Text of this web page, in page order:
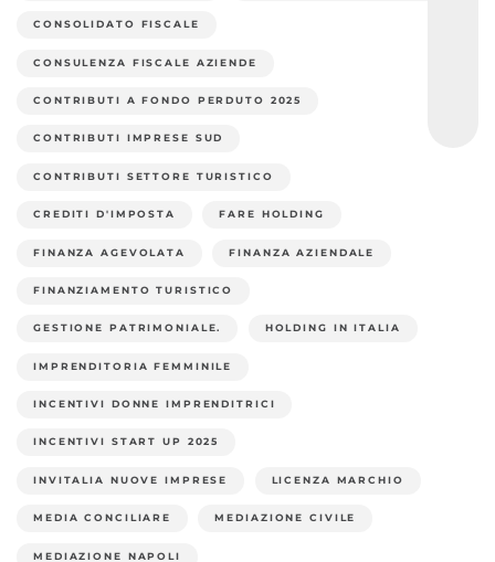
CONSOLIDATO FISCALE
CONSULENZA FISCALE AZIENDE
CONTRIBUTI A FONDO PERDUTO 2025
CONTRIBUTI IMPRESE SUD
CONTRIBUTI SETTORE TURISTICO
CREDITI D'IMPOSTA FARE HOLDING
FINANZA AGEVOLATA FINANZA AZIENDALE
FINANZIAMENTO TURISTICO
GESTIONE PATRIMONIALE. HOLDING IN ITALIA
IMPRENDITORIA FEMMINILE
INCENTIVI DONNE IMPRENDITRICI
INCENTIVI START UP 2025
INVITALIA NUOVE IMPRESE LICENZA MARCHIO
MEDIA CONCILIARE MEDIAZIONE CIVILE
MEDIAZIONE NAPOLI